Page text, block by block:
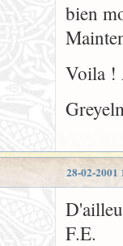
bien
Voila !
28-02-2001
F.E.